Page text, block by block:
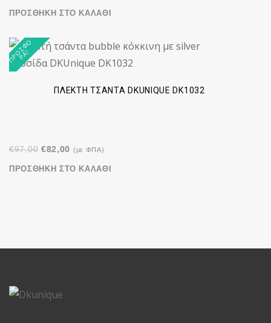
ΠΡΟΣΘΉΚΗ ΣΤΟ ΚΑΛΆΘΙ
Π
Ρ
Ο
Σ
Φ
Ο
Ρ
Ά
!
ΠΛΕΚΤΉ ΤΣΆΝΤΑ DKUNIQUE DK1032
€97,00 Original
€82,00 Η(με ΦΠΑ)
ΠΡΟΣΘΉΚΗ ΣΤΟ ΚΑΛΆΘΙ